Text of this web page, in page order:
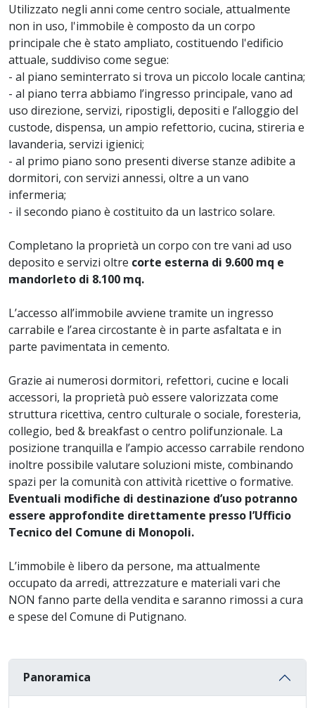
Utilizzato negli anni come centro sociale, attualmente
non in uso, l'immobile è composto da un corpo
principale che è stato ampliato, costituendo l'edificio
attuale, suddiviso come segue:
- al piano seminterrato si trova un piccolo locale cantina;
- al piano terra abbiamo l’ingresso principale, vano ad
uso direzione, servizi, ripostigli, depositi e l’alloggio del
custode, dispensa, un ampio refettorio, cucina, stireria e
lavanderia, servizi igienici;
- al primo piano sono presenti diverse stanze adibite a
dormitori, con servizi annessi, oltre a un vano
infermeria;
- il secondo piano è costituito da un lastrico solare.
Completano la proprietà un corpo con tre vani ad uso
deposito e servizi oltre corte esterna di 9.600 mq e
mandorleto di 8.100 mq.
L’accesso all’immobile avviene tramite un ingresso
carrabile e l’area circostante è in parte asfaltata e in
parte pavimentata in cemento.
Grazie ai numerosi dormitori, refettori, cucine e locali
accessori, la proprietà può essere valorizzata come
struttura ricettiva, centro culturale o sociale, foresteria,
collegio, bed & breakfast o centro polifunzionale. La
posizione tranquilla e l’ampio accesso carrabile rendono
inoltre possibile valutare soluzioni miste, combinando
spazi per la comunità con attività ricettive o formative.
Eventuali modifiche di destinazione d’uso potranno
essere approfondite direttamente presso l’Ufficio
Tecnico del Comune di Monopoli.
L’immobile è libero da persone, ma attualmente
occupato da arredi, attrezzature e materiali vari che
NON fanno parte della vendita e saranno rimossi a cura
e spese del Comune di Putignano.
Panoramica